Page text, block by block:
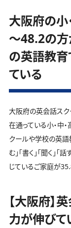
大阪府の小
～48.2の方
の英語教育
ている
大阪府の英会話スク
在通っている小・中
クールや学校の英語
む」「書く」「聞く
じているご家庭が
【大阪府】
力が伸びて